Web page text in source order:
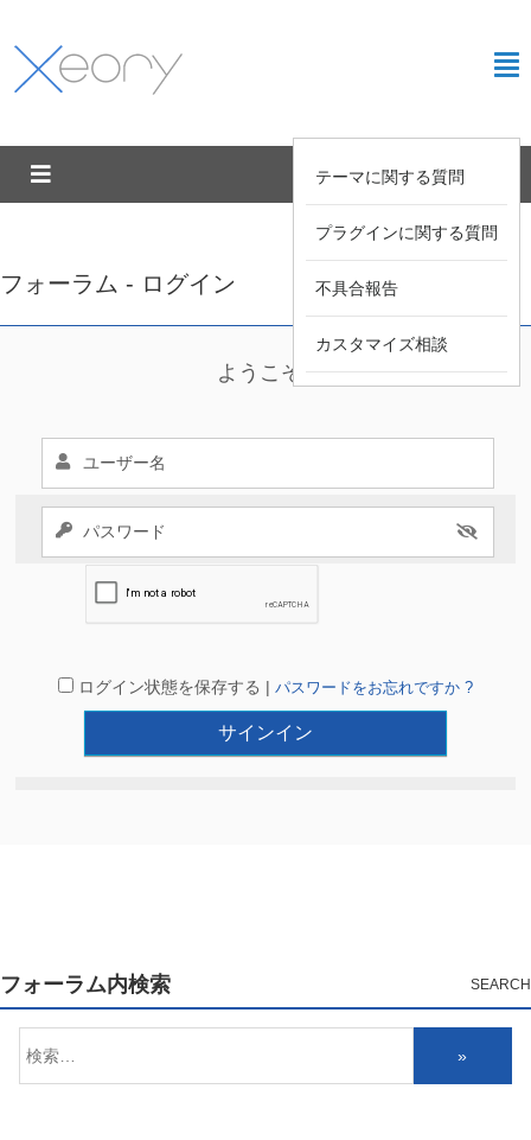
テーマに関する質問
プラグインに関する質問
不具合報告
カスタマイズ相談
フォーラム - ログイン
ようこそ !
ログイン状態を保存する | パスワードをお忘れですか ?
フォーラム内検索